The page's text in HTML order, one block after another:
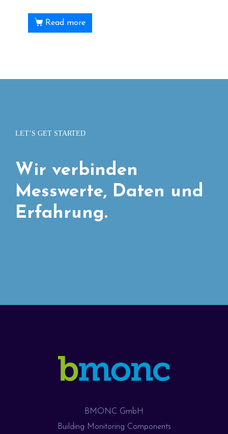
Read more
LET’S GET STARTED
Wir verbinden
Messwerte, Daten und
Erfahrung.
BMONC GmbH
Building Monitoring Components